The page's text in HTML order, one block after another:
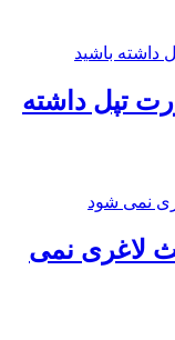
تپل داشته
لاغری نمی